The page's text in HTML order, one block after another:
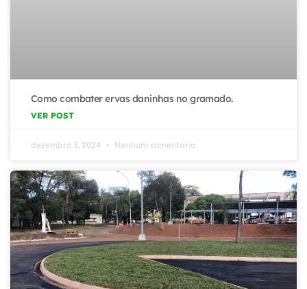
Como combater ervas daninhas no gramado.
VER POST
dezembro 3, 2024 Nenhum comentário